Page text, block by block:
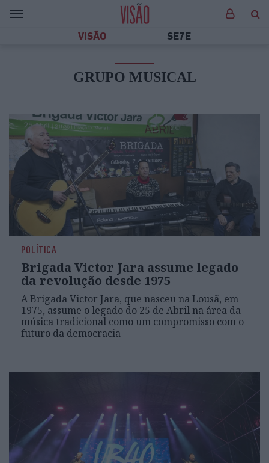
VISÃO SE7E
GRUPO MUSICAL
POLÍTICA
Brigada Victor Jara assume legado
da revolução desde 1975
A Brigada Victor Jara, que nasceu na Lousã, em
1975, assume o legado do 25 de Abril na área da
música tradicional como um compromisso com o
futuro da democracia